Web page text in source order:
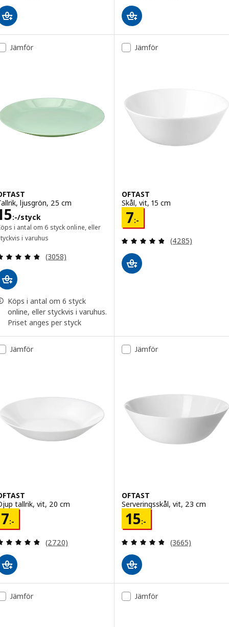
Jämför
ljusgrön, 25 cm
:-/styck
15:-/styck
i antal om 6 styck online, eller
i varuhus
Recensera: 4.8 utav 5 stjärnor. Totalt antal
(3058)
Köps i antal om 6 styck
online, eller styckvis i varuhus.
Priset anges per styck
Jämför
OFTAST
Skål, vit, 15 cm
7:-
Pris 7:-
Recensera:
(4285)
Jämför
tallrik, vit, 20 cm
7:- 7:-
Recensera: 4.8 utav 5 stjärnor. Totalt antal
(2720)
Jämför
OFTAST
Serveringsskål, vit, 23 cm
15:-
Pris 15:-
Recensera:
(3665)
Jämför Jämför